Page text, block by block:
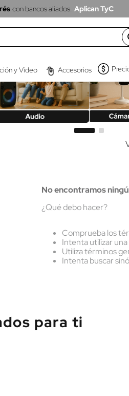
con bancos aliados. Aplican TyC
y Video Accesorios
No encontramos
¿Qué debo hacer?
Comprueba los
Intenta utilizar una
Utiliza términos
Intenta buscar
para ti